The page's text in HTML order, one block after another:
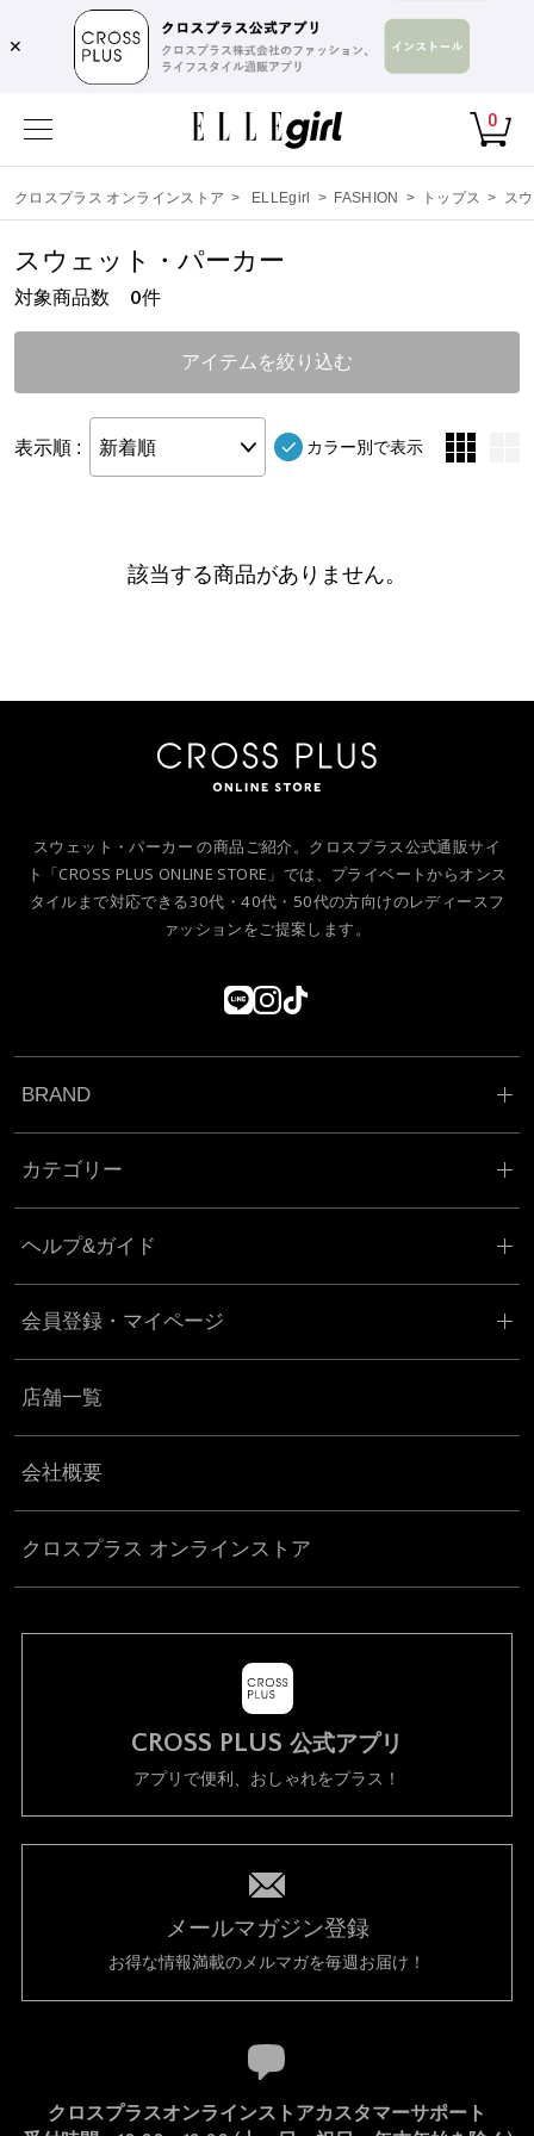
✕
0
クロスプラス オンラインストア > ELLEgirl > FASHION > トップス > ス
対象商品数 0件
スウェット・パーカー
アイテムを絞り込む
表示順 : 新着順 カラー別で表示
該当する商品がありません。
スウェット・パーカー の商品ご紹介。クロスプラス公式通販サイ
ト「CROSS PLUS ONLINE STORE」では、プライベートからオンス
タイルまで対応できる30代・40代・50代の方向けのレディースフ
ァッションをご提案します。
BRAND
カテゴリー
ヘルプ&ガイド
会員登録・マイページ
店舗一覧
会社概要
クロスプラス オンラインストア
CROSS PLUS 公式アプリ
アプリで便利、おしゃれをプラス！
メールマガジン登録
お得な情報満載のメルマガを毎週お届け！
クロスプラスオンラインストアカスタマーサポート